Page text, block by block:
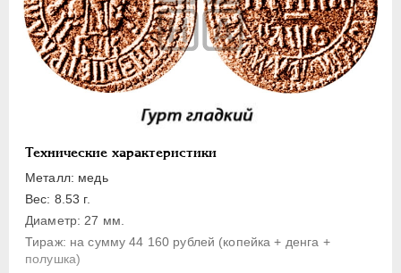
Технические характеристики
Металл: медь
Вес: 8.53 г.
Диаметр: 27 мм.
Тираж: на сумму 44 160 рублей (копейка + денга +
полушка)
Для Речи Посполитой
Монетовидные жетоны
ЕКАТЕРИНА I 1725-1727
1727-1729
АННА ИОАННОВНА 1730-1740
ИОАНН АНТОНОВИЧ 1740-1741
ЕЛИЗАВЕТА
ПЕТР III 1762-1762
ЕКАТЕРИНА II
ПАВЕЛ I 1796-1801